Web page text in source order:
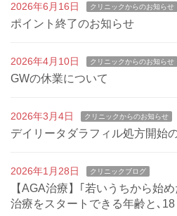
2026年6月16日 クリニックからのお知らせ
ポイント終了のお知らせ
2026年4月10日 クリニックからのお知らせ
GWの休業について
2026年3月4日 クリニックからのお知らせ
デイリータダラフィル処方開始
2026年1月28日 クリニックブログ
【AGA治療】｢若いうちから始
治療をスタートできる年齢と､